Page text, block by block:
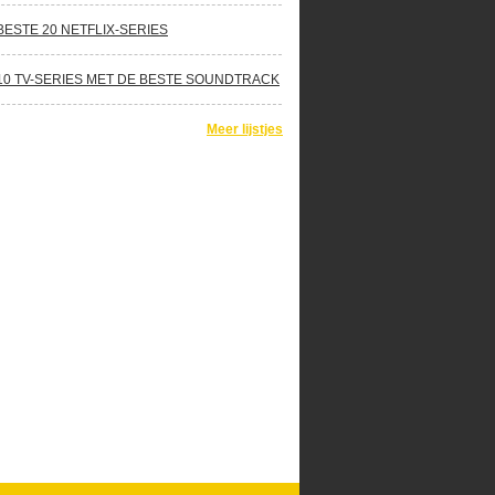
20 NETFLIX-SERIES
TV-SERIES MET DE BESTE SOUNDTRACK
Meer lijstjes